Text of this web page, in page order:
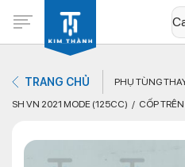
TRANG CHỦ
PHỤ TÙNG
SH VN 2021 MODE (125CC)
CỐP